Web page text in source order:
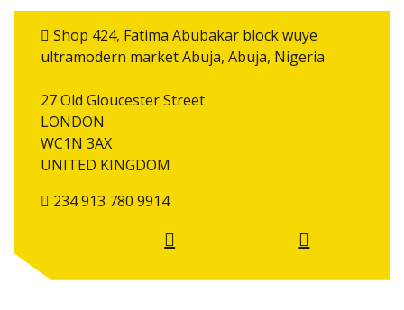
Shop 424, Fatima Abubakar block wuye
ultramodern market Abuja, Abuja, Nigeria
27 Old Gloucester Street
LONDON
WC1N 3AX
UNITED KINGDOM
234 913 780 9914